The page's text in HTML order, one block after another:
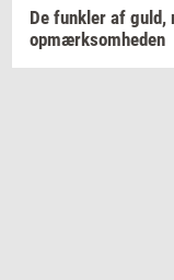
De funk­ler af guld,
op­mærk­som­he­den